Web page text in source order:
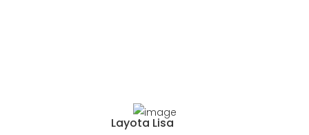
Layota Lisa